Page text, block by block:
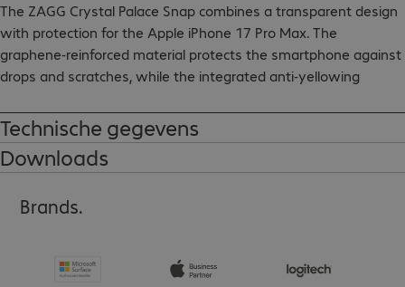
The ZAGG Crystal Palace Snap combines a transparent design
with protection for the Apple iPhone 17 Pro Max. The
graphene-reinforced material protects the smartphone against
drops and scratches, while the integrated anti-yellowing
compatibility and support for wireless charging maintain full
device functionality.
Technische gegevens
Downloads
Brands.